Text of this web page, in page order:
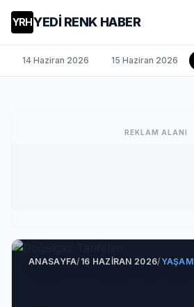
YRHYEDİ RENK HABER
14 Haziran 2026 15 Haziran 2026
REKLAM ALANI
ANASAYFA/16 HAZIRAN 2026/YAŞAM